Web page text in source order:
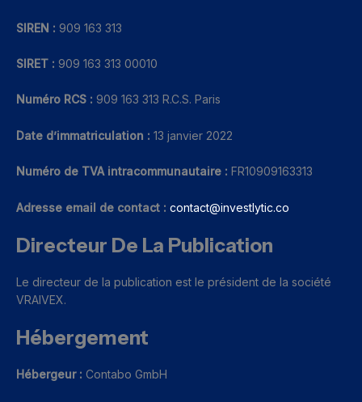
SIREN : 909 163 313
SIRET : 909 163 313 00010
Numéro RCS : 909 163 313 R.C.S. Paris
Date d’immatriculation : 13 janvier 2022
Numéro de TVA intracommunautaire : FR10909163313
Adresse email de contact : contact@investlytic.co
Directeur De La Publication
Le directeur de la publication est le président de la société
VRAIVEX.
Hébergement
Hébergeur : Contabo GmbH